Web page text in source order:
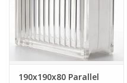
190x190x80 Parallel